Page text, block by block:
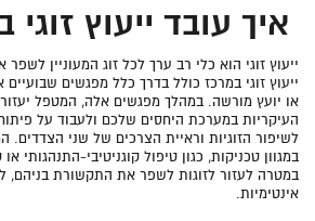
איך עובד ייעוץ זוגי
ייעוץ זוגי הוא כלי רב ערך לכל זוג המעוניין
ייעוץ זוגי במרכז כולל בדרך כלל מפגשים
או יועץ מורשה. במהלך מפגשים אלה, המטפל
העיקריות במערכת היחסים שלכם ולעבוד על
לשיפור הזוגיות וראיית הצרכים של שני
במגוון טכניקות, כגון טיפול קוגניטיבי-התנהגותי
במטרה לעזור לזוגות לשפר את התקשורת בניהם,
אינטימיות.